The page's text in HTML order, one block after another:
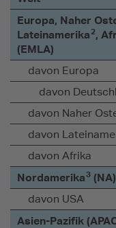
Europa, Naher
Lateinamerika2,
(EMLA)
davon Europa
davon
davon Naher
davon
davon Afrika
Nordamerika3 (NA)
davon USA
Asien-Pazifik